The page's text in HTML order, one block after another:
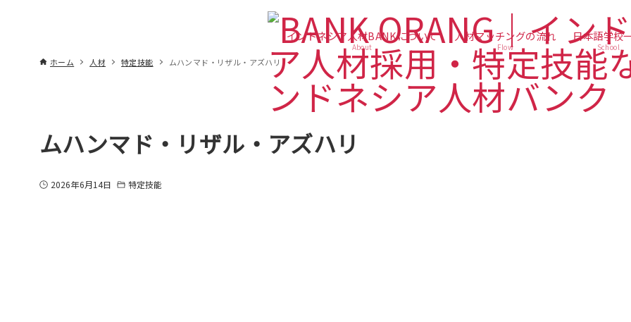
インドネシア人材BANKについて
About
人材マッチングの流れ
Flow
日本語学校
School
ホーム 人材 特定技能 ムハンマド・リザル・アズハリ
ムハンマド・リザル・アズハリ
2026年6月14日 特定技能